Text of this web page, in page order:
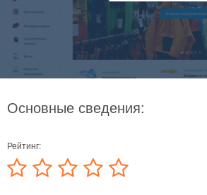
Основные сведения:
Рейтинг: